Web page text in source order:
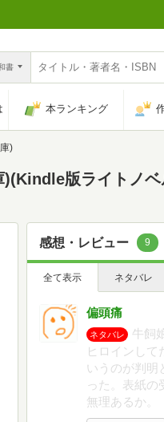
書
本ランキング
)
)(Kindle版ライトノベ
感想・レビュー 9
全て表示 ネタバレ
偏頭痛
ネタバレ
牛飼
ヒロインして
いうのが判明
った。表紙
無理あるか。